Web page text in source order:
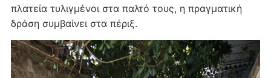
πλατεία τυλιγμένοι στα παλτό τους, η πραγματική
δράση συμβαίνει στα πέριξ.